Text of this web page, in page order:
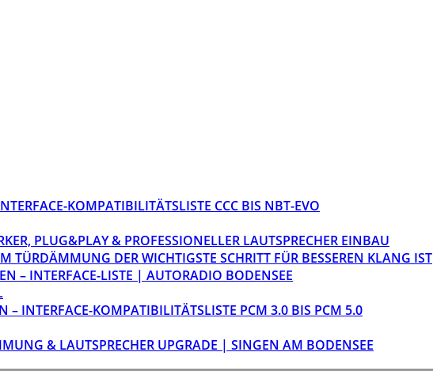
KOMPATIBILITÄTSLISTE CCC BIS NBT-EVO
PLUG&PLAY & PROFESSIONELLER LAUTSPRECHER EINBAU
DER WICHTIGSTE SCHRITT FÜR BESSEREN KLANG IST
– INTERFACE-LISTE | AUTORADIO BODENSEE
– INTERFACE-KOMPATIBILITÄTSLISTE PCM 3.0 BIS PCM 5.0
& LAUTSPRECHER UPGRADE | SINGEN AM BODENSEE